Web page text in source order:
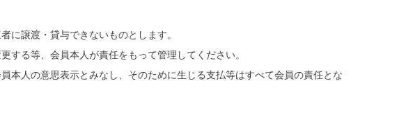
に譲渡・貸与できないものとします。
する等、会員本人が責任をもって管理してください。
本人の意思表示とみなし、そのために生じる支払等はすべて会員の責任とな